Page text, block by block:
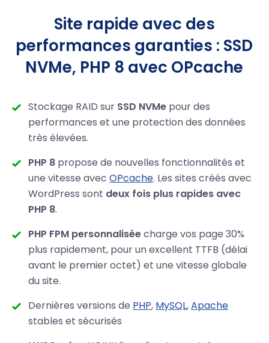
Site rapide avec des
performances garanties : SSD
NVMe, PHP 8 avec OPcache
Stockage RAID sur SSD NVMe pour des
performances et une protection des données
très élevées.
PHP 8 propose de nouvelles fonctionnalités et
une vitesse avecOPcache. Les sites créés avec
WordPress sont deux fois plus rapides avec
PHP 8.
PHP FPM personnaliséecharge vos page 30%
plus rapidement, pour un excellent TTFB (délai
avant le premier octet) et une vitesse globale
du site.
Dernières versions de PHP, MySQL,Apache
stables et sécurisés